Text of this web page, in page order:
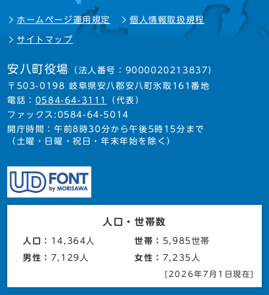
ホームページ運用規定 個人情報取扱規程
サイトマップ
安八町役場 （法人番号：9000020213837）
〒503-0198 岐阜県安八郡安八町氷取161番地
電話： 0584-64-3111
（代表）
ファックス:0584-64-5014
開庁時間：午前8時30分から午後5時15分まで
（土曜・日曜・祝日・年末年始を除く）
人口・世帯数
人口： 14,364人 世帯： 5,985世帯
男性： 7,129人 女性： 7,235人
[2026年7月1日現在]